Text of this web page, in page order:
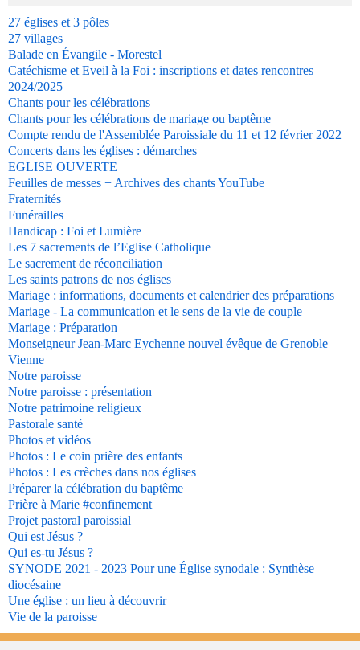
27 églises et 3 pôles
27 villages
Balade en Évangile - Morestel
Catéchisme et Eveil à la Foi : inscriptions et dates rencontres
2024/2025
Chants pour les célébrations
Chants pour les célébrations de mariage ou baptême
Compte rendu de l'Assemblée Paroissiale du 11 et 12 février 2022
Concerts dans les églises : démarches
EGLISE OUVERTE
Feuilles de messes + Archives des chants YouTube
Fraternités
Funérailles
Handicap : Foi et Lumière
Les 7 sacrements de l’Eglise Catholique
Le sacrement de réconciliation
Les saints patrons de nos églises
Mariage : informations, documents et calendrier des préparations
Mariage - La communication et le sens de la vie de couple
Mariage : Préparation
Monseigneur Jean-Marc Eychenne nouvel évêque de Grenoble
Vienne
Notre paroisse
Notre paroisse : présentation
Notre patrimoine religieux
Pastorale santé
Photos et vidéos
Photos : Le coin prière des enfants
Photos : Les crèches dans nos églises
Préparer la célébration du baptême
Prière à Marie #confinement
Projet pastoral paroissial
Qui est Jésus ?
Qui es-tu Jésus ?
SYNODE 2021 - 2023 Pour une Église synodale : Synthèse
diocésaine
Une église : un lieu à découvrir
Vie de la paroisse